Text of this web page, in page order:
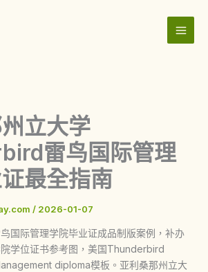
立大学
雷鸟国际管理
最全指南
/ 2026-01-07
国际管理学院毕业证成品制版案例，补办
学位证书参考图，美国Thunderbird
diploma模板。亚利桑那州立大